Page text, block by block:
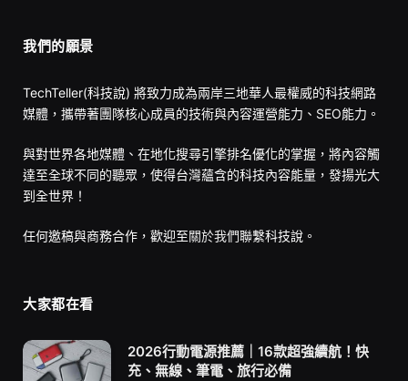
我們的願景
TechTeller(科技說) 將致力成為兩岸三地華人最權威的科技網路
媒體，攜帶著團隊核心成員的技術與內容運營能力、SEO能力。
與對世界各地媒體、在地化搜尋引擎排名優化的掌握，將內容觸
達至全球不同的聽眾，使得台灣蘊含的科技內容能量，發揚光大
到全世界！
任何邀稿與商務合作，歡迎至關於我們聯繫科技說。
大家都在看
2026行動電源推薦｜16款超強續航！快
充、無線、筆電、旅行必備